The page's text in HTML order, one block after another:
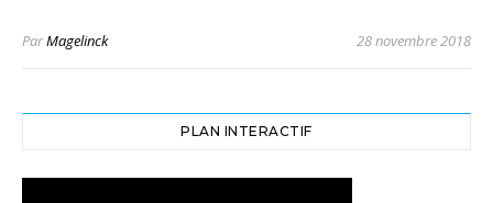
ParMagelinck 28 novembre 2018
PLAN INTERACTIF